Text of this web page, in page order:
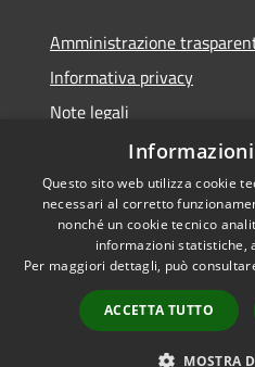
Amministrazione
Informativa privacy
Note legali
Dichiarazione di accessibilità
RSS
Accessibilità
Questo sito web utilizza cookie
necessari al corretto
nonché un cookie tecnico
informazioni statistiche,
Per maggiori dettagli, può
ACCETTA TUTTO
MOSTRA